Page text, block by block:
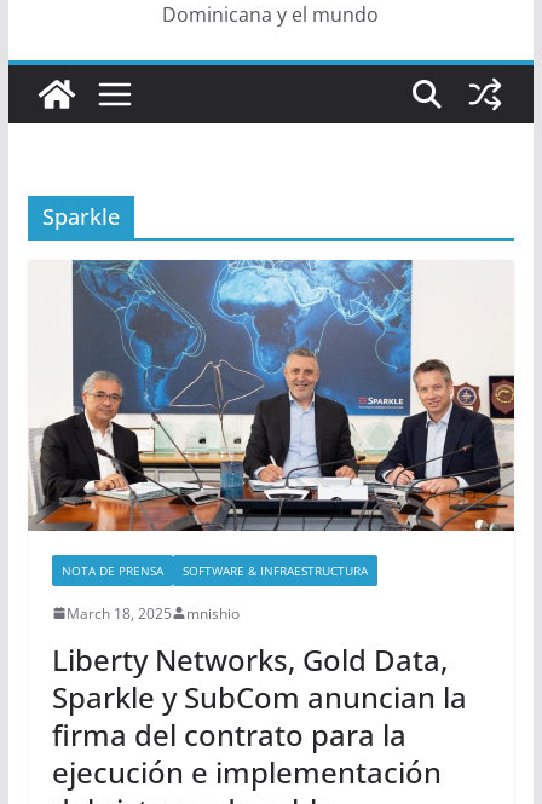
Dominicana y el mundo
Sparkle
NOTA DE PRENSA SOFTWARE & INFRAESTRUCTURA
March 18, 2025 mnishio
Liberty Networks, Gold Data,
Sparkle y SubCom anuncian la
firma del contrato para la
ejecución e implementación